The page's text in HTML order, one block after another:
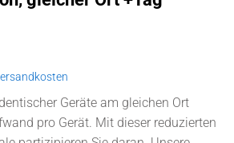
Geräte am gleichen Ort
pro Gerät. Mit dieser reduzierten